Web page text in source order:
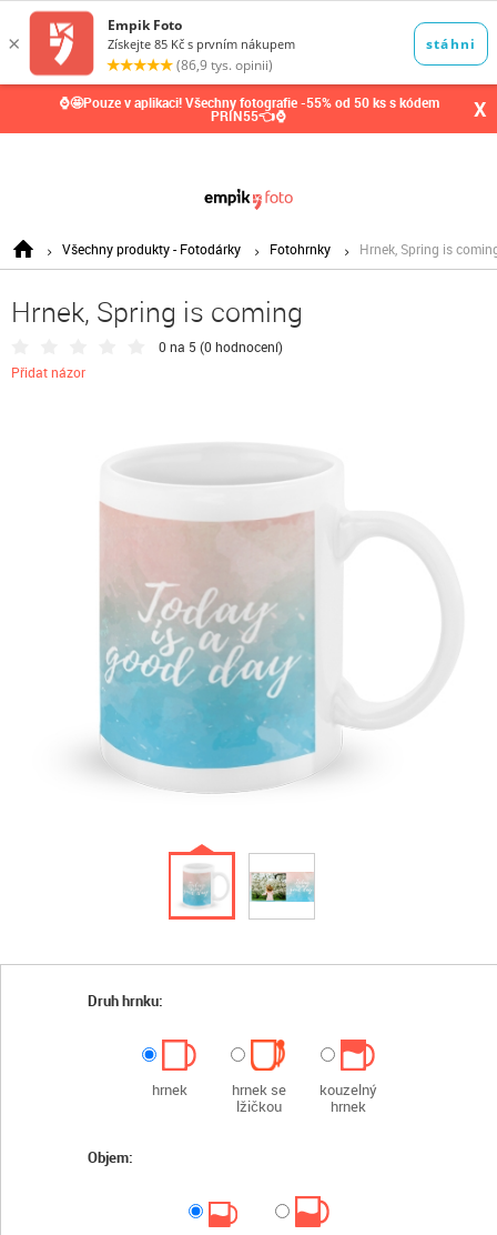
⌚🤩Pouze v aplikaci! Všechny fotografie -55% od 50 ks s kódem
PRIN55👈⌚ X
Všechny produkty - Fotodárky Fotohrnky Hrnek, Spring is
Hrnek, Spring is coming
0 na 5 (0 hodnocení)
Přidat názor
Druh hrnku:
hrnek
hrnek se
lžičkou
kouzelný
hrnek
Objem: